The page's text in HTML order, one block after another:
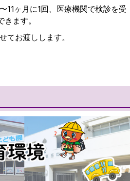
11ヶ月に1回、医療機関で検診を受
ます。
てお渡しします。